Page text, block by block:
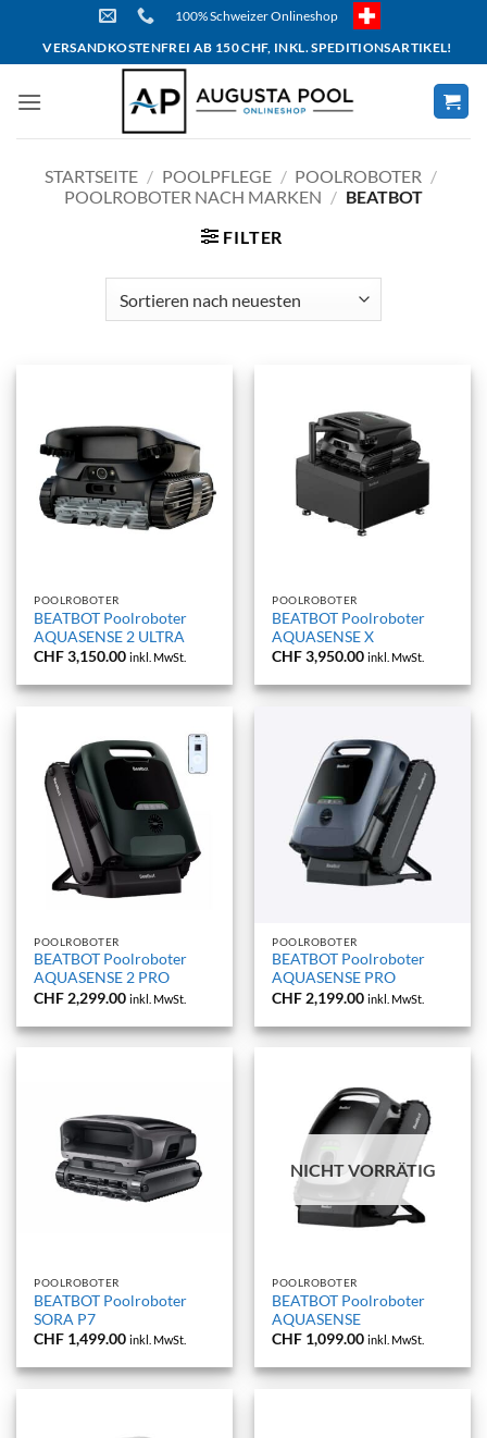
content
100% Schweizer Onlineshop
VERSANDKOSTENFREI AB 150 CHF, INKL. SPEDITIONSARTIKEL!
STARTSEITE / POOLPFLEGE / POOLROBOTER /
POOLROBOTER NACH MARKEN / BEATBOT
FILTER
POOLROBOTER
BEATBOT Poolroboter
AQUASENSE 2 ULTRA
CHF3,150.00 inkl. MwSt.
POOLROBOTER
BEATBOT Poolroboter
AQUASENSE X
CHF3,950.00 inkl. MwSt.
POOLROBOTER
BEATBOT Poolroboter
AQUASENSE 2 PRO
CHF 2,299.00 inkl. MwSt.
POOLROBOTER
BEATBOT Poolroboter
AQUASENSE PRO
CHF 2,199.00 inkl. MwSt.
POOLROBOTER
BEATBOT Poolroboter
SORA P7
CHF 1,499.00 inkl. MwSt.
NICHT VORRÄTIG
POOLROBOTER
BEATBOT Poolroboter
AQUASENSE
CHF 1,099.00 inkl. MwSt.